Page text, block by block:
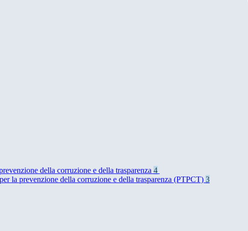
della corruzione e della trasparenza 4
la prevenzione della corruzione e della trasparenza (PTPCT) 3